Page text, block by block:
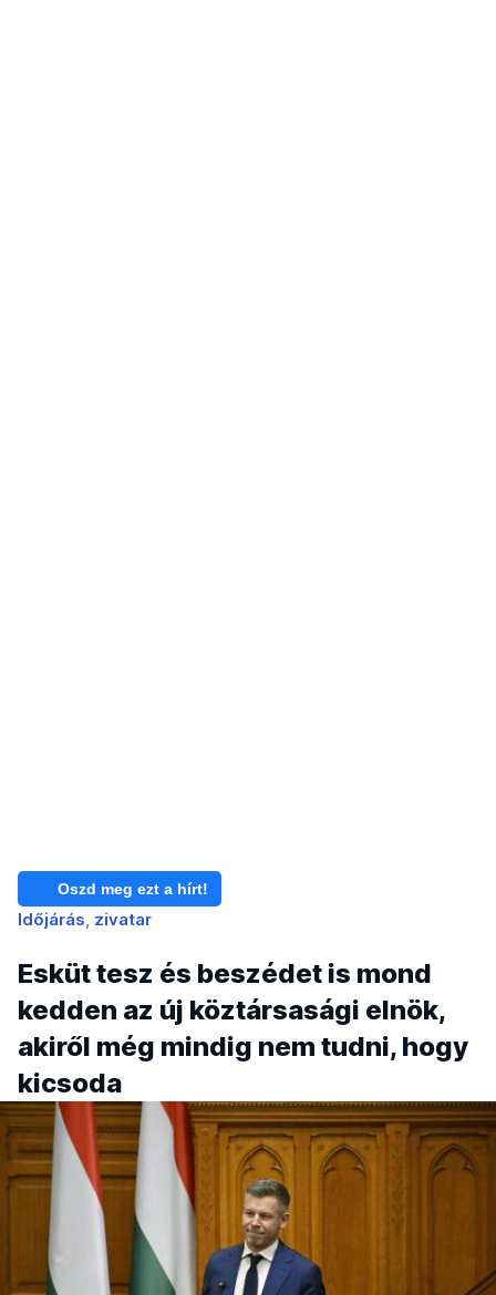
Oszd meg ezt a hírt!
Időjárás zivatar
Esküt tesz és beszédet is mond
kedden az új köztársasági elnök,
akiről még mindig nem tudni, hogy
kicsoda